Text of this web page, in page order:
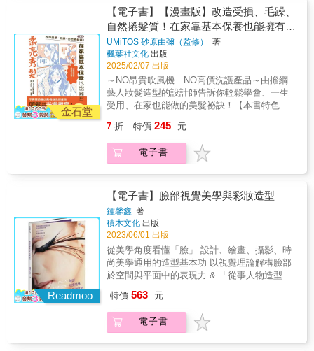
心頭髮受損……」「從小就為扁塌、沒蓬鬆感
的頭髮苦惱不已……」「天生自然捲，只能一
直靠縮毛矯正保持⋯⋯」「使用社群媒體上爆
紅的護髮產品，但總覺得不適合……」如果你
正在為這些頭髮問題煩惱，這本書正是你的救
星！其實只需稍微改變日常護髮方式，無需使
用昂貴吹風機、高級洗髮精，甚至頻繁跑美髮
店，也能打造出健康又亮麗的秀髮！❖用【漫
畫】輕鬆學習美髮基本知識！以不同年齡段、
頭髮煩惱各異的三姊妹為主角，由知名髮型設
髮、吹髮等關鍵正確做法，讓你輕鬆閱讀、快
速吸收的同時，不會忽略任何一絲細節，牢牢
記住改善髮質的方法！❖專為不同髮質困擾設
心，還針對【受損】【毛躁】【扁塌】【自然
捲】【白髮】等問題提供完整的護理和造型建
議，除了改善髮質問題，還能「利用」髮質打
造出讓自己更有魅力的髮型！工作家庭兩頭燒
或純粹懶得保養的人，也有貼合自己日常生活
的保養建議，助你輕鬆維持美髮習慣！想要改
變形象、外表更亮麗、人生更順遂，☆★「頭
魔法★☆《改造受損、毛躁、自然捲髮質！在
家靠基本保養也能擁有柔亮秀髮》等你實踐書
中技巧，隔天早晨就能明顯感受到頭髮的改
金石堂
【電子書】【漫畫版】改造受損、毛躁、
自然捲髮質！在家靠基本保養也能擁有柔
亮秀髮
UMiTOS 砂原由彌（監修）
著
楓葉社文化 出版
2025/02/07 出版
～NO昂貴吹風機 NO高價洗護產品～由擔綱
藝人妝髮造型的設計師告訴你輕鬆學會、一生
受用、在家也能做的美髮祕訣！【本書特色】
疏、扁塌、白髮等問題一一解答！◎以漫畫詳
細圖解洗髮、吹髮等關鍵正確知識，步驟清晰
好吸收！◎不只護髮知識，不藏私公開適合各
心頭髮受損……」「從小就為扁塌、沒蓬鬆感
的頭髮苦惱不已……」「天生自然捲，只能一
直靠縮毛矯正保持⋯⋯」「使用社群媒體上爆
紅的護髮產品，但總覺得不適合……」如果你
正在為這些頭髮問題煩惱，這本書正是你的救
星！其實只需稍微改變日常護髮方式，無需使
用昂貴吹風機、高級洗髮精，甚至頻繁跑美髮
店，也能打造出健康又亮麗的秀髮！❖用【漫
畫】輕鬆學習美髮基本知識！以不同年齡段、
計師──砂原由彌來一一破解難題！清楚圖解洗
髮、吹髮等關鍵正確做法，讓你輕鬆閱讀、快
速吸收的同時，不會忽略任何一絲細節，牢牢
7 折 特價 245 元
電子書
Readmoo
【電子書】臉部視覺美學與彩妝造型
鍾馨鑫 著
積木文化 出版
2023/06/01 出版
從美學角度看懂「臉」 設計、繪畫、攝影、時
尚美學通用的造型基本功 以視覺理論解構臉部
於空間與平面中的表現力 & 「從事人物造型、
的妝容、造型時，擁有特定技術是必要條件。
然而，出神入化的技巧，必定來自於堅實的美
學基礎概念。」──本書作者 臉部彩妝是「將空
特價 563 元
電子書